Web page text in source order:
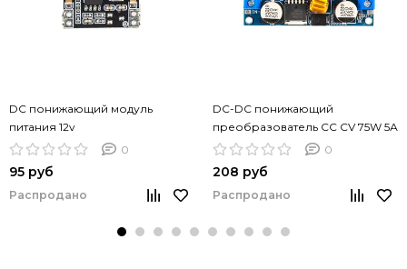
DC понижающий модуль
питания 12v
0
95 руб
Распродано
DC-DC понижающий
преобразователь CC CV 75W 5А
IN 4-38V
0
208 руб
Распродано